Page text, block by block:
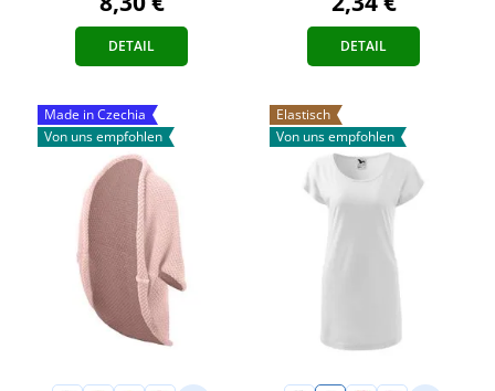
DETAIL DETAIL
Made in Czechia
Von uns empfohlen
Elastisch
Von uns empfohlen